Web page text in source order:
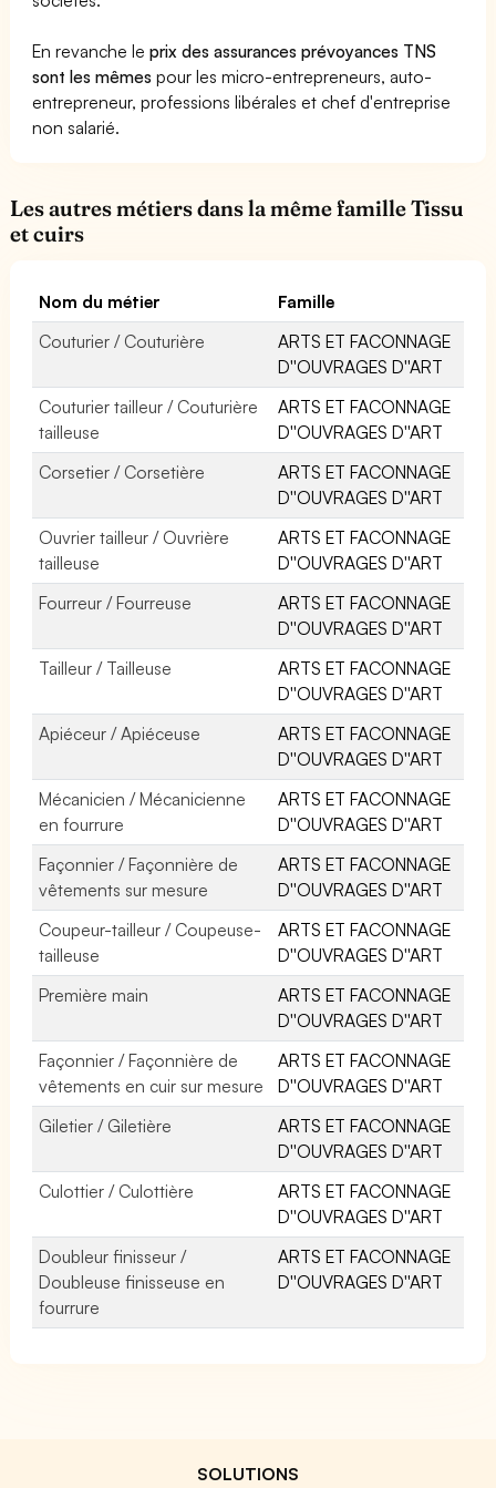
En revanche leprix des assurances prévoyances TNS
sont les mêmes pour les micro-entrepreneurs, auto-
entrepreneur, professions libérales et chef d'entreprise
non salarié.
Les autres métiers dans la même famille Tissu
et cuirs
Nom du métier
Famille
Couturier / Couturière
ARTS ET FACONNAGE
D''OUVRAGES D''ART
Couturier tailleur / Couturière
tailleuse
ARTS ET FACONNAGE
D''OUVRAGES D''ART
Corsetier / Corsetière
ARTS ET FACONNAGE
D''OUVRAGES D''ART
Ouvrier tailleur / Ouvrière
tailleuse
ARTS ET FACONNAGE
D''OUVRAGES D''ART
Fourreur / Fourreuse
ARTS ET FACONNAGE
D''OUVRAGES D''ART
Tailleur / Tailleuse
ARTS ET FACONNAGE
D''OUVRAGES D''ART
Apiéceur / Apiéceuse
ARTS ET FACONNAGE
D''OUVRAGES D''ART
Mécanicien / Mécanicienne
en fourrure
ARTS ET FACONNAGE
D''OUVRAGES D''ART
Façonnier / Façonnière de
vêtements sur mesure
ARTS ET FACONNAGE
D''OUVRAGES D''ART
Coupeur-tailleur / Coupeuse-
tailleuse
ARTS ET FACONNAGE
D''OUVRAGES D''ART
Première main
ARTS ET FACONNAGE
D''OUVRAGES D''ART
Façonnier / Façonnière de
vêtements en cuir sur mesure
ARTS ET FACONNAGE
D''OUVRAGES D''ART
Giletier / Giletière
ARTS ET FACONNAGE
D''OUVRAGES D''ART
Culottier / Culottière
ARTS ET FACONNAGE
D''OUVRAGES D''ART
Doubleur finisseur /
Doubleuse finisseuse en
fourrure
ARTS ET FACONNAGE
D''OUVRAGES D''ART
SOLUTIONS